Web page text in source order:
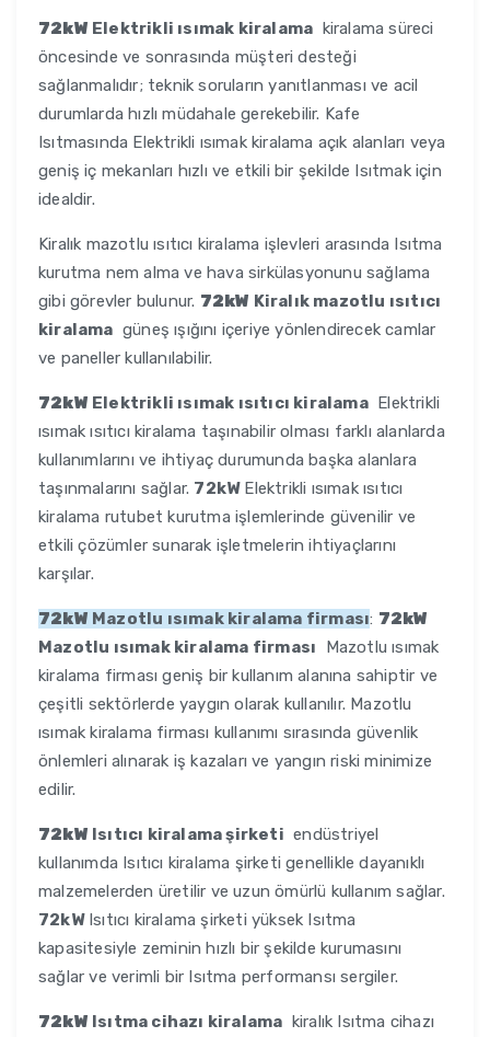
72kW Elektrikli ısımak kiralama kiralama süreci
öncesinde ve sonrasında müşteri desteği
sağlanmalıdır; teknik soruların yanıtlanması ve acil
durumlarda hızlı müdahale gerekebilir. Kafe
Isıtmasında Elektrikli ısımak kiralama açık alanları veya
geniş iç mekanları hızlı ve etkili bir şekilde Isıtmak için
idealdir.
Kiralık mazotlu ısıtıcı kiralama işlevleri arasında Isıtma
kurutma nem alma ve hava sirkülasyonunu sağlama
gibi görevler bulunur. 72kW Kiralık mazotlu ısıtıcı
kiralama güneş ışığını içeriye yönlendirecek camlar
ve paneller kullanılabilir.
72kW Elektrikli ısımak ısıtıcı kiralamaElektrikli
ısımak ısıtıcı kiralama taşınabilir olması farklı alanlarda
kullanımlarını ve ihtiyaç durumunda başka alanlara
taşınmalarını sağlar. 72kWElektrikli ısımak ısıtıcı
kiralama rutubet kurutma işlemlerinde güvenilir ve
etkili çözümler sunarak işletmelerin ihtiyaçlarını
karşılar.
72kW Mazotlu ısımak kiralama firması: 72kW
Mazotlu ısımak kiralama firması Mazotlu ısımak
kiralama firması geniş bir kullanım alanına sahiptir ve
çeşitli sektörlerde yaygın olarak kullanılır. Mazotlu
ısımak kiralama firması kullanımı sırasında güvenlik
önlemleri alınarak iş kazaları ve yangın riski minimize
edilir.
72kW Isıtıcı kiralama şirketi endüstriyel
kullanımda Isıtıcı kiralama şirketi genellikle dayanıklı
malzemelerden üretilir ve uzun ömürlü kullanım sağlar.
72kWIsıtıcı kiralama şirketi yüksek Isıtma
kapasitesiyle zeminin hızlı bir şekilde kurumasını
sağlar ve verimli bir Isıtma performansı sergiler.
72kW Isıtma cihazı kiralama kiralık Isıtma cihazı